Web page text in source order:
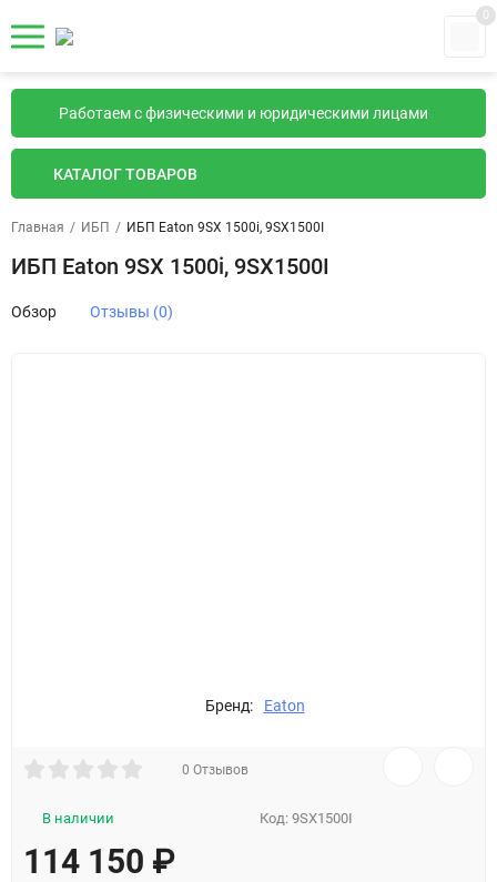
0
Работаем с физическими и юридическими лицами
КАТАЛОГ ТОВАРОВ
Главная / ИБП / ИБП Eaton 9SX 1500i, 9SX1500I
ИБП Eaton 9SX 1500i, 9SX1500I
Обзор Отзывы (0)
Бренд: Eaton
0 Отзывов
Код: 9SX1500I
В наличии
114 150 ₽